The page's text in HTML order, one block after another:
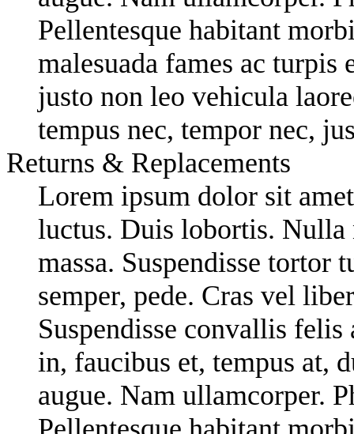
Pellentesque habitant
malesuada fames ac turpis
justo non leo vehicula
tempus nec, tempor nec,
Returns & Replacements
Lorem ipsum dolor sit
luctus. Duis lobortis.
massa. Suspendisse tortor
semper, pede. Cras vel
Suspendisse convallis
in, faucibus et, tempus at,
augue. Nam ullamcorper.